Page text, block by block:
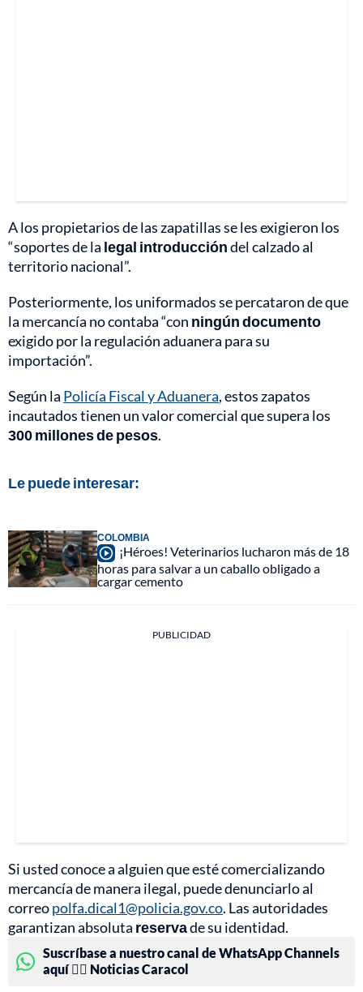
A los propietarios de las zapatillas se les exigieron los
“soportes de la legal introduccióndel calzado al
territorio nacional”.
Posteriormente, los uniformados se percataron de que
la mercancía no contaba “con ningún documento
exigido por la regulación aduanera para su
importación”.
Según la Policía Fiscal y Aduanera, estos zapatos
incautados tienen un valor comercial que supera los
300 millones de pesos.
Le puede interesar:
COLOMBIA
¡Héroes! Veterinarios lucharon más de 18
horas para salvar a un caballo obligado a
cargar cemento
PUBLICIDAD
Si usted conoce a alguien que esté comercializando
mercancía de manera ilegal, puede denunciarlo al
correopolfa.dical1@policia.gov.co. Las autoridades
garantizan absoluta reservade su identidad.
Suscríbase a nuestro canal de WhatsApp Channels
aquí 👉🏻 Noticias Caracol